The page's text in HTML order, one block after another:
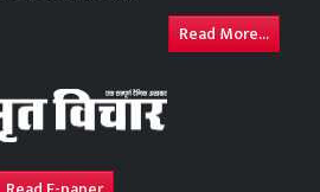
Read More...